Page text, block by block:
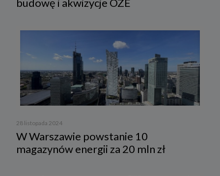
28 listopada 2024
W Warszawie powstanie 10
magazynów energii za 20 mln zł